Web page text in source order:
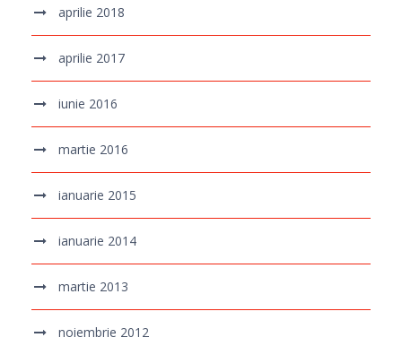
aprilie 2018
aprilie 2017
iunie 2016
martie 2016
ianuarie 2015
ianuarie 2014
martie 2013
noiembrie 2012